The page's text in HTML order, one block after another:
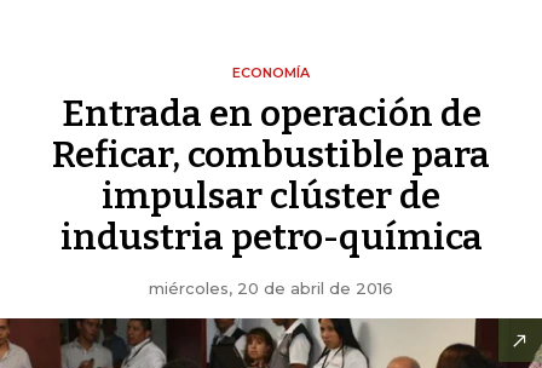
ECONOMÍA
Entrada en operación de
Reficar, combustible para
impulsar clúster de
industria petro-química
miércoles, 20 de abril de 2016